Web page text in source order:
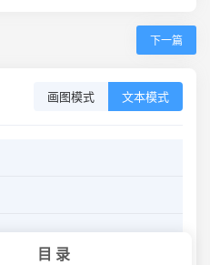
目录
下一篇
画图模式 文本模式